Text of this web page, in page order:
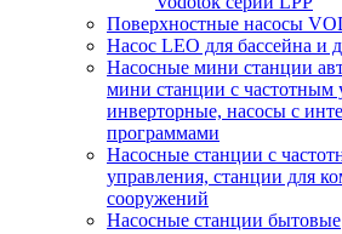
Поверхностные насосы
Насос LEO для бассейна и
Насосные мини станции
мини станции с частотным
инверторные, насосы с
программами
Насосные станции с
управления, станции для
сооружений
Насосные станции бытовые